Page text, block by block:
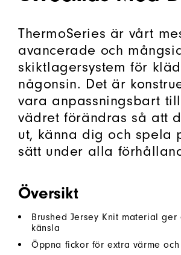
ThermoSeries är vårt
avancerade och
skiktlagersystem för
någonsin. Det är
vara anpassningsbart
vädret förändras så att
ut, känna dig och spela
sätt under alla
Översikt
Brushed Jersey Knit material
känsla
Öppna fickor för extra värme